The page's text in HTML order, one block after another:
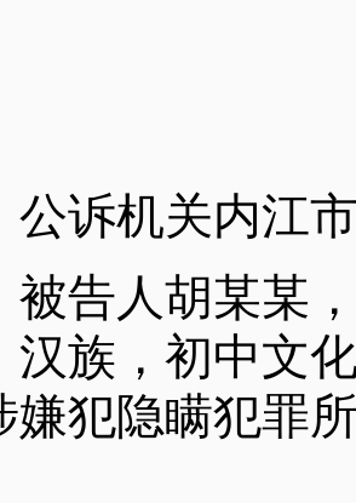
机关内江市
人胡某某，
汉族，初中文
嫌犯隐瞒犯罪